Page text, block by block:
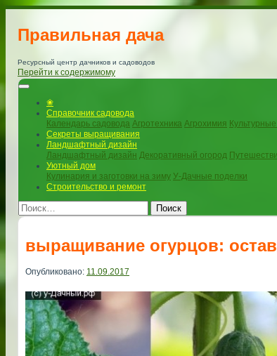
Правильная дача
Ресурсный центр дачников и садоводов
Перейти к содержимому
❀
Справочник садовода
Календарь садовода Агротехника Агрохимия
Секреты выращивания
Ландшафтный дизайн
Ландшафтный дизайн Декоративный огород
Уютный дом
Кулинария и заготовки на зиму У-Дачные поделки
Строительство и ремонт
Поиск
выращивание огурцов:
Опубликовано: 11.09.2017